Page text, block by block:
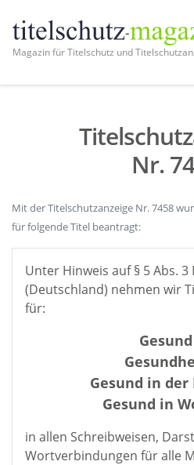
Magazin für Titelschutz und
Nr.
Mit der Titelschutzanzeige Nr. 7458
für folgende Titel beantragt:
Unter Hinweis auf § 5 Abs. 3
(Deutschland) nehmen wir
für:
Gesund in der
Gesund in
in allen Schreibweisen,
Wortverbindungen für alle